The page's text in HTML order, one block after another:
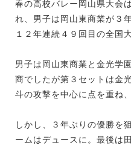
春の高校バレー岡山県大会
れ、男子は岡山東商業が３
１２年連続４９回目の全国
男子は岡山東商業と金光学
商でしたが第３セットは金
斗の攻撃を中心に点を重ね
しかし、３年ぶりの優勝を
ームはデュースに。最後は